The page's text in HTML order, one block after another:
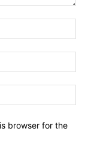
browser for the